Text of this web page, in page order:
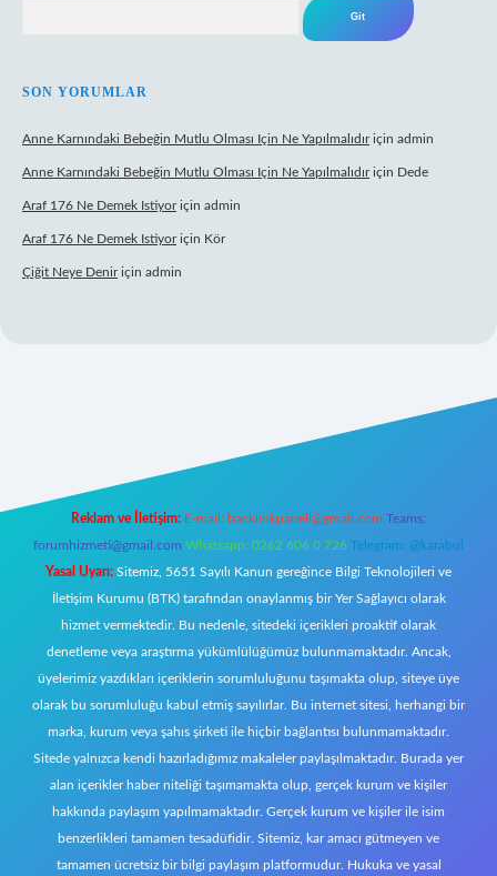
SON YORUMLAR
Anne Karnındaki Bebeğin Mutlu Olması Için Ne Yapılmalıdıriçin admin
Anne Karnındaki Bebeğin Mutlu Olması Için Ne Yapılmalıdıriçin Dede
Araf 176 Ne Demek Istiyoriçin admin
Araf 176 Ne Demek Istiyoriçin Kör
Çiğit Neye Deniriçin admin
Reklam ve İletişim: E-mail: backlinkpaneli@gmail.com Teams:
forumhizmeti@gmail.com Whatsapp: 0262 606 0 726 Telegram: @karabul
Yasal Uyarı: Sitemiz, 5651 Sayılı Kanun gereğince Bilgi Teknolojileri ve
İletişim Kurumu (BTK) tarafından onaylanmış bir Yer Sağlayıcı olarak
hizmet vermektedir. Bu nedenle, sitedeki içerikleri proaktif olarak
denetleme veya araştırma yükümlülüğümüz bulunmamaktadır. Ancak,
üyelerimiz yazdıkları içeriklerin sorumluluğunu taşımakta olup, siteye üye
olarak bu sorumluluğu kabul etmiş sayılırlar. Bu internet sitesi, herhangi bir
marka, kurum veya şahıs şirketi ile hiçbir bağlantısı bulunmamaktadır.
Sitede yalnızca kendi hazırladığımız makaleler paylaşılmaktadır. Burada yer
alan içerikler haber niteliği taşımamakta olup, gerçek kurum ve kişiler
hakkında paylaşım yapılmamaktadır. Gerçek kurum ve kişiler ile isim
benzerlikleri tamamen tesadüfidir. Sitemiz, kar amacı gütmeyen ve
tamamen ücretsiz bir bilgi paylaşım platformudur. Hukuka ve yasal